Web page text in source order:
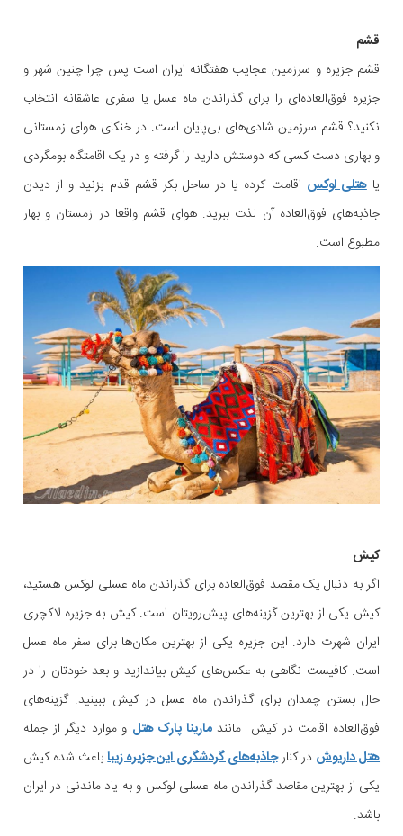
قشم
قشم جزیره و سرزمین عجایب هفتگانه ایران است پس چرا چنین شهر و
جزیره فوق‌العاده‌ای را برای گذراندن ماه عسل یا سفری عاشقانه انتخاب
نکنید؟ قشم سرزمین شادی‌های بی‌پایان است. در خنکای هوای زمستانی
و بهاری دست کسی که دوستش دارید را گرفته و در یک اقامتگاه بومگردی
یاهتلی لوکس اقامت کرده یا در ساحل بکر قشم قدم بزنید و از دیدن
جاذبه‌های فوق‌العاده آن لذت ببرید. هوای قشم واقعا در زمستان و بهار
مطبوع است.
کیش
اگر به دنبال یک مقصد فوق‌العاده برای گذراندن ماه عسلی لوکس هستید،
کیش یکی از بهترین گزینه‌های پیش‌رویتان است. کیش به جزیره لاکچری
ایران شهرت دارد. این جزیره یکی از بهترین مکان‌ها برای سفر ماه عسل
است. کافیست نگاهی به عکس‌های کیش بیاندازید و بعد خودتان را در
حال بستن چمدان برای گذراندن ماه عسل در کیش ببینید. گزینه‌های
فوق‌العاده اقامت در کیش مانندمارینا پارک هتل و موارد دیگر از جمله
هتل داریوش در کنارجاذبه‌های گردشگری این جزیره زیباباعث شده کیش
یکی از بهترین مقاصد گذراندن ماه عسلی لوکس و به یاد ماندنی در ایران
باشد.